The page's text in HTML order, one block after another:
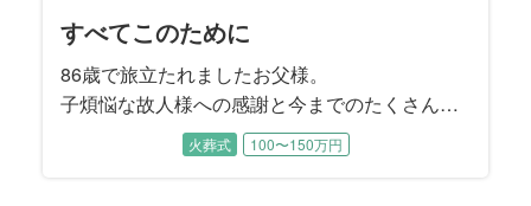
すべてこのために
86歳で旅立たれましたお父様。
子煩悩な故人様への感謝と今までのたくさんの
幸せが続いていくようなお見送りとなりまし
火葬式 100〜150万円